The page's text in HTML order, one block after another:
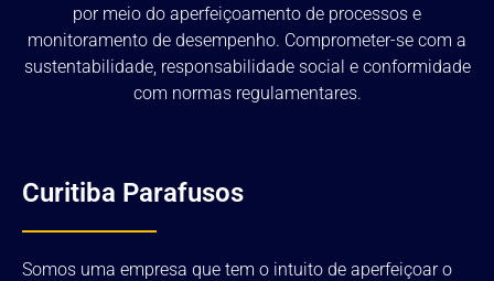
por meio do aperfeiçoamento de processos e
monitoramento de desempenho. Comprometer-se com a
sustentabilidade, responsabilidade social e conformidade
com normas regulamentares.
Curitiba Parafusos
Somos uma empresa que tem o intuito de aperfeiçoar o